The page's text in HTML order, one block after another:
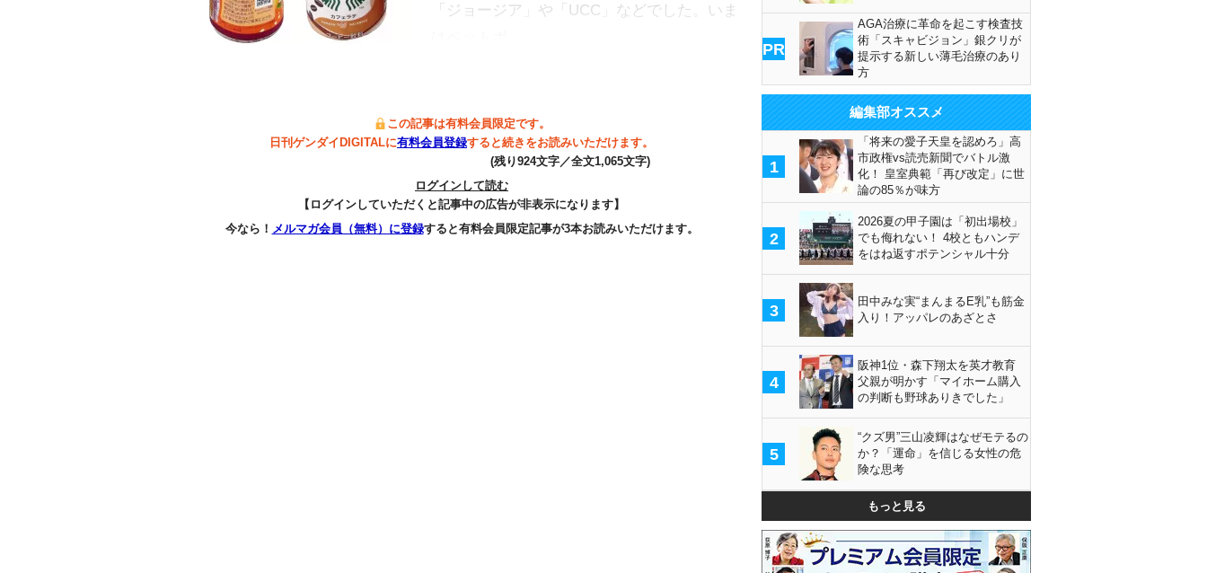
「ジョージア」や「UCC」などでした。いま
この記事は有料会員限定です。
日刊ゲンダイDIGITALに有料会員登録すると続きをお読みいただけます。
(残り924文字／全文1,065文字)
ログインして読む
【ログインしていただくと記事中の広告が非表示になります】
今なら！ メルマガ会員（無料）に登録すると有料会員限定記事が3本お読みいただけます。
PR
AGA治療に革命を起こす検査技
術「スキャビジョン」銀クリが
提示する新しい薄毛治療のあり
方
編集部オススメ
1
「将来の愛子天皇を認めろ」高
市政権vs読売新聞でバトル激
化！ 皇室典範「再び改定」に世
論の85％が味方
2
2026夏の甲子園は「初出場校」
でも侮れない！ 4校ともハンデ
をはね返すポテンシャル十分
3
田中みな実“まんまるE乳”も筋金
入り！アッパレのあざとさ
4
阪神1位・森下翔太を英才教育
父親が明かす「マイホーム購入
の判断も野球ありきでした」
5
“クズ男”三山凌輝はなぜモテるの
か？「運命」を信じる女性の危
険な思考
もっと見る